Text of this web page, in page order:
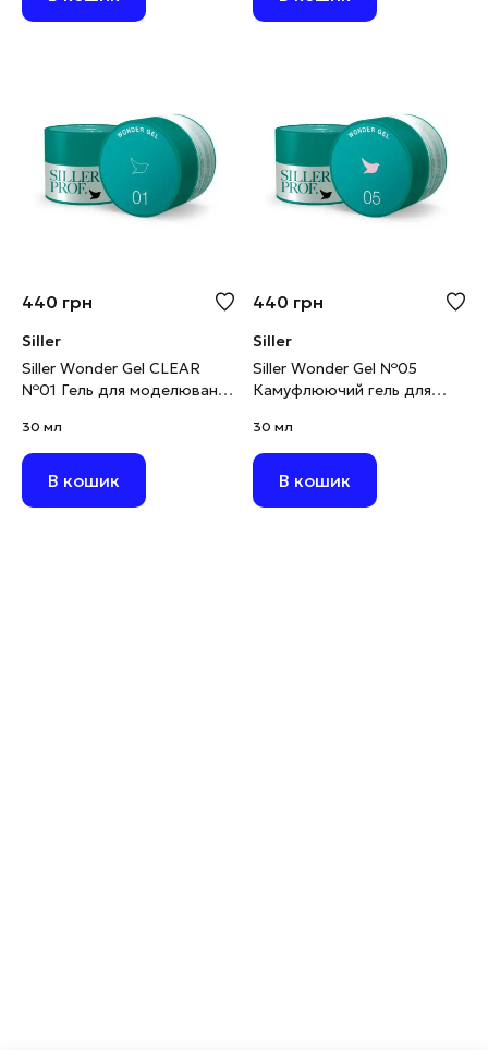
440 грн
Siller
Siller Wonder Gel CLEAR
№01 Гель для моделювання
30 мл
В кошик
440 грн
Siller
Siller Wonder Gel №05
Камуфлюючий гель для
рожевий, 30 мл
30 мл
В кошик